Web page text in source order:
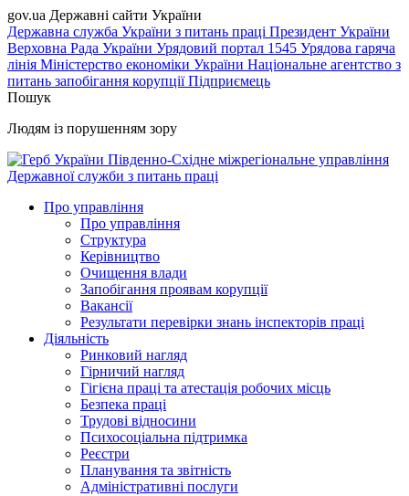
gov.ua Державні сайти України
Державна служба України з питань праці Президент України
Верховна Рада України Урядовий портал 1545 Урядова гаряча
лінія Міністерство економіки України Національне агентство з
питань запобігання корупціїПідприємець
Пошук
Людям із порушенням зору
Південно-Східне міжрегіональне управління
Державної служби з питань праці
Про управління
Про управління
Структура
Керівництво
Очищення влади
Запобігання проявам корупції
Вакансії
Результати перевірки знань інспекторів праці
Діяльність
Ринковий нагляд
Гірничий нагляд
Гігієна праці та атестація робочих місць
Безпека праці
Трудові відносини
Психосоціальна підтримка
Реєстри
Планування та звітність
Адміністративні послуги